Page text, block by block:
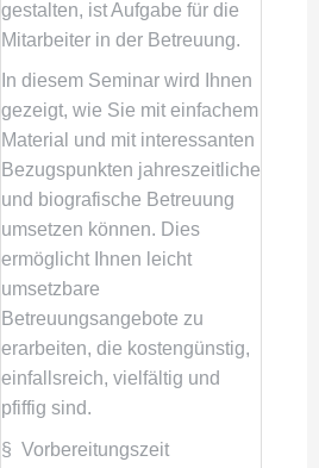
gestalten, ist Aufgabe für die
Mitarbeiter in der Betreuung.
In diesem Seminar wird Ihnen
gezeigt, wie Sie mit einfachem
Material und mit interessanten
Bezugspunkten jahreszeitliche
und biografische Betreuung
umsetzen können. Dies
ermöglicht Ihnen leicht
umsetzbare
Betreuungsangebote zu
erarbeiten, die kostengünstig,
einfallsreich, vielfältig und
pfiffig sind.
§ Vorbereitungszeit